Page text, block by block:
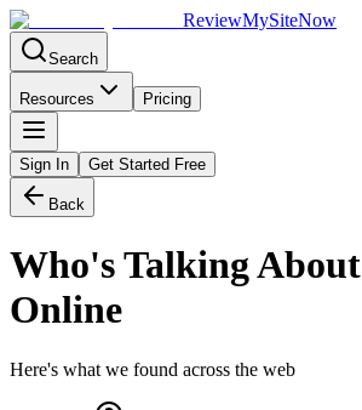
ReviewMySiteNow
Search
Resources Pricing
Sign In Get Started Free
Back
Who's Talking About
Online
Here's what we found across the web